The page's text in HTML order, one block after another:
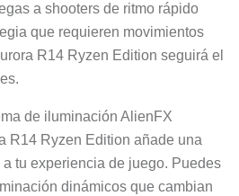
a shooters de ritmo rápido
que requieren movimientos
R14 Ryzen Edition seguirá el
de iluminación AlienFX
R14 Ryzen Edition añade una
tu experiencia de juego. Puedes
dinámicos que cambian